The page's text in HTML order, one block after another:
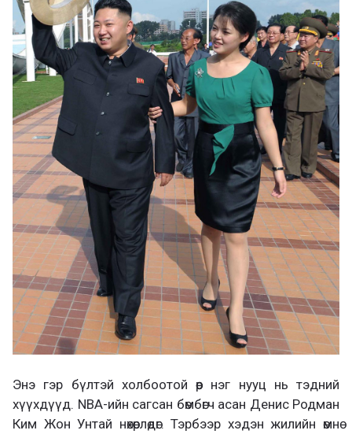
Энэ гэр бүлтэй холбоотой өөр нэг нууц нь тэдний
хүүхдүүд. NBA-ийн сагсан бөмбөгч асан Денис Родман
Ким Жон Унтай нөхөрлөдөг. Тэрбээр хэдэн жилийн өмнө